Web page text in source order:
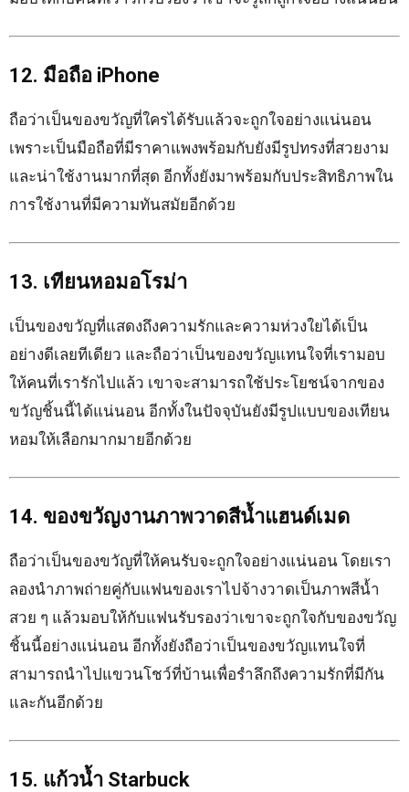
12. มือถือ iPhone
ถือว่าเป็นของขวัญที่ใครได้รับแล้วจะถูกใจอย่างแน่นอน
เพราะเป็นมือถือที่มีราคาแพงพร้อมกับยังมีรูปทรงที่สวยงาม
และน่าใช้งานมากที่สุด อีกทั้งยังมาพร้อมกับประสิทธิภาพใน
การใช้งานที่มีความทันสมัยอีกด้วย
13. เทียนหอมอโรม่า
เป็นของขวัญที่แสดงถึงความรักและความห่วงใยได้เป็น
อย่างดีเลยทีเดียว และถือว่าเป็นของขวัญแทนใจที่เรามอบ
ให้คนที่เรารักไปแล้ว เขาจะสามารถใช้ประโยชน์จากของ
ขวัญชิ้นนี้ได้แน่นอน อีกทั้งในปัจจุบันยังมีรูปแบบของเทียน
หอมให้เลือกมากมายอีกด้วย
14. ของขวัญงานภาพวาดสีน้ำแฮนด์เมด
ถือว่าเป็นของขวัญที่ให้คนรับจะถูกใจอย่างแน่นอน โดยเรา
ลองนำภาพถ่ายคู่กับแฟนของเราไปจ้างวาดเป็นภาพสีน้ำ
สวย ๆ แล้วมอบให้กับแฟนรับรองว่าเขาจะถูกใจกับของขวัญ
ชิ้นนี้อย่างแน่นอน อีกทั้งยังถือว่าเป็นของขวัญแทนใจที่
สามารถนำไปแขวนโชว์ที่บ้านเพื่อรำลึกถึงความรักที่มีกัน
และกันอีกด้วย
15. แก้วน้ำ Starbuck